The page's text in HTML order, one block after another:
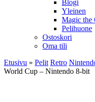
Blogi
Yleinen
Magic the
Pelihuone
Ostoskori
Oma tili
Etusivu » Pelit Retro
World Cup – Nintendo 8-bit